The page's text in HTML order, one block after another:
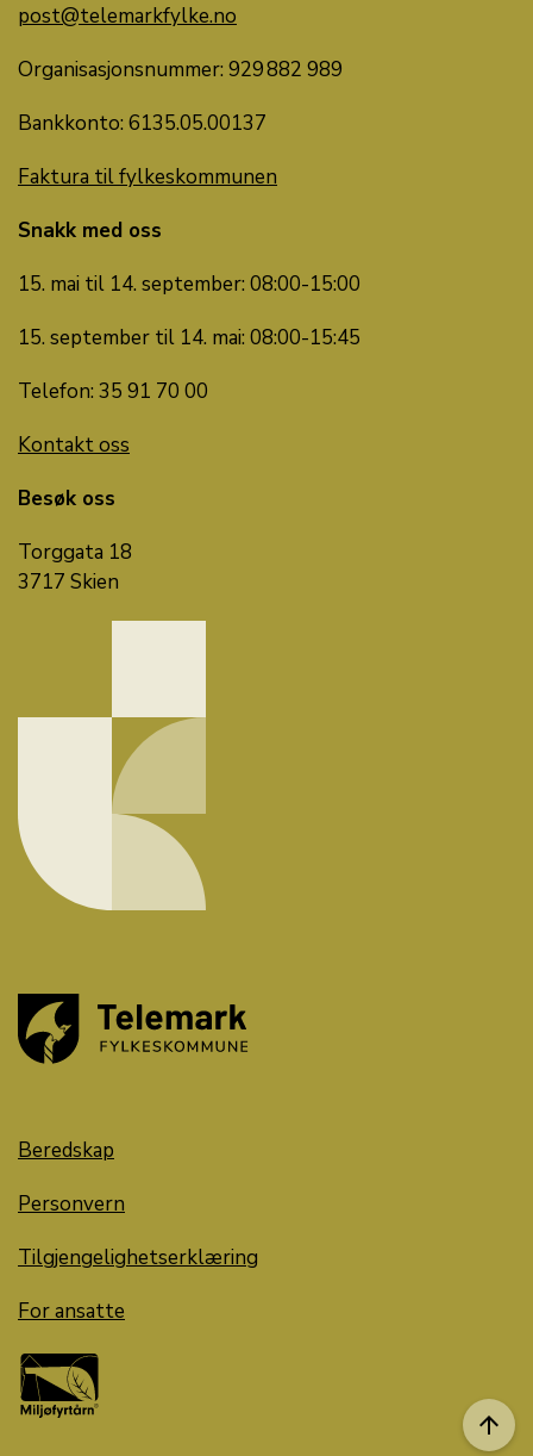
arrow_upward
post@telemarkfylke.no
Organisasjonsnummer: 929 882 989
Bankkonto: 6135.05.00137
Faktura til fylkeskommunen
Snakk med oss
15. mai til 14. september: 08:00-15:00
15. september til 14. mai: 08:00-15:45
Telefon: 35 91 70 00
Kontakt oss
Besøk oss
Torggata 18
3717 Skien
Beredskap
Personvern
Tilgjengelighetserklæring
For ansatte